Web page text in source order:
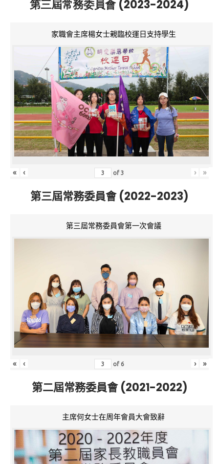
第三屆常務委員會 (2023-2024)
家職會主席楊女士親臨校運日支持學生
« ‹ of3 › »
第三屆常務委員會 (2022-2023)
第三屆常務委員會第一次會議
« ‹ of 6 › »
第二屆常務委員會 (2021-2022)
主席何女士在周年會員大會致辭